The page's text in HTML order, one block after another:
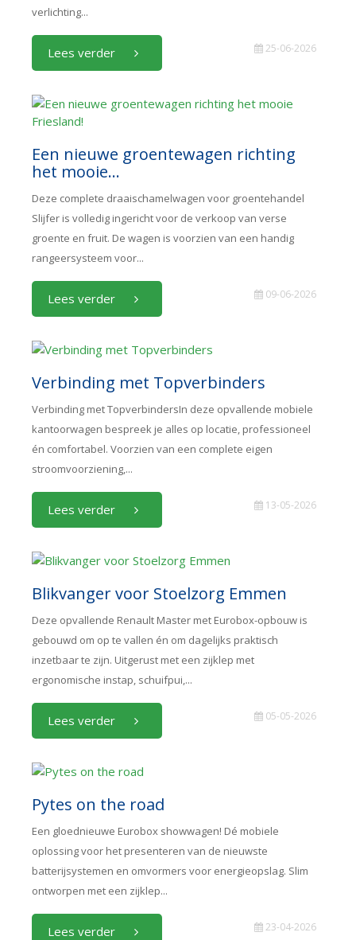
verlichting...
Lees verder 25-06-2026
Een nieuwe groentewagen richting
het mooie...
Deze complete draaischamelwagen voor groentehandel
Slijfer is volledig ingericht voor de verkoop van verse
groente en fruit. De wagen is voorzien van een handig
rangeersysteem voor...
Lees verder 09-06-2026
Verbinding met Topverbinders
Verbinding met TopverbindersIn deze opvallende mobiele
kantoorwagen bespreek je alles op locatie, professioneel
én comfortabel. Voorzien van een complete eigen
stroomvoorziening,...
Lees verder 13-05-2026
Blikvanger voor Stoelzorg Emmen
Deze opvallende Renault Master met Eurobox-opbouw is
gebouwd om op te vallen én om dagelijks praktisch
inzetbaar te zijn. Uitgerust met een zijklep met
ergonomische instap, schuifpui,...
Lees verder 05-05-2026
Pytes on the road
Een gloednieuwe Eurobox showwagen! Dé mobiele
oplossing voor het presenteren van de nieuwste
batterijsystemen en omvormers voor energieopslag. Slim
ontworpen met een zijklep...
Lees verder 23-04-2026